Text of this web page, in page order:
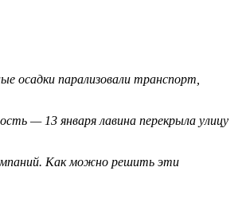
осадки парализовали транспорт,
— 13 января лавина перекрыла улицу
Как можно решить эти